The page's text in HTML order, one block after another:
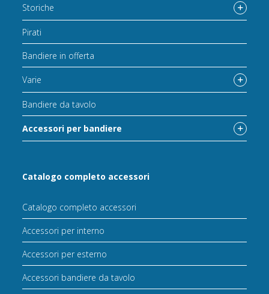
Storiche
Pirati
Bandiere in offerta
Varie
Bandiere da tavolo
Accessori per bandiere
Catalogo completo accessori
Catalogo completo accessori
Accessori per interno
Accessori per esterno
Accessori bandiere da tavolo